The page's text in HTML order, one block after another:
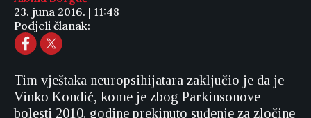
23. juna 2016. | 11:48
Podjeli članak:
Tim vještaka neuropsihijatara zaključio je da je
Vinko Kondić, kome je zbog Parkinsonove
bolesti 2010. godine prekinuto suđenje za zločine